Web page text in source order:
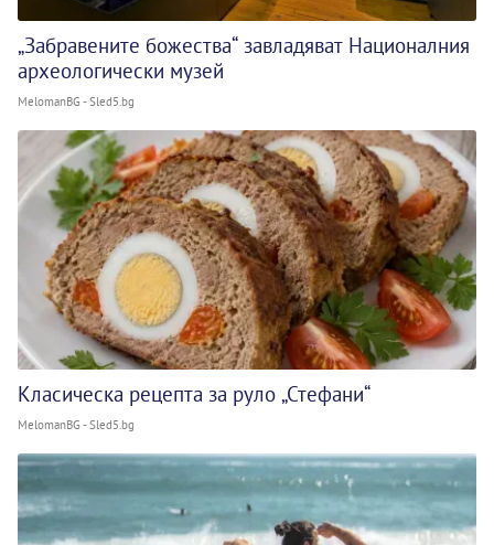
„Забравените божества“ завладяват Националния
археологически музей
MelomanBG - Sled5.bg
Класическа рецепта за руло „Стефани“
MelomanBG - Sled5.bg